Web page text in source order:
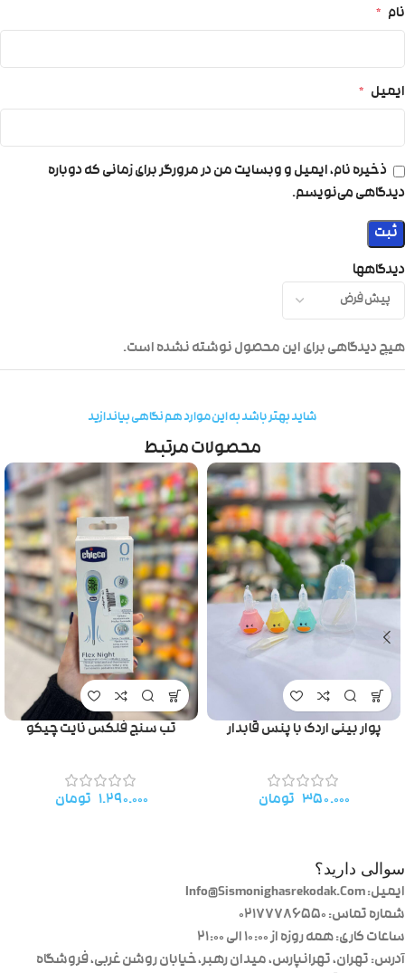
دیدگاهها
هیچ دیدگاهی برای این محصول نوشته نشده است.
نام *
ایمیل *
ذخیره نام، ایمیل و وبسایت من در مرورگر برای زمانی که دوباره
دیدگاهی می‌نویسم.
شاید بهتر باشد به این موارد هم نگاهی بیاندازید
محصولات مرتبط
پوار بینی اردک با پنس قابدار
۳۵۰.۰۰۰ تومان
تب سنج فلکس نایت چیکو
۱.۲۹۰.۰۰۰ تومان
سوالی دارید؟
ایمیل: Info@Sismonighasrekodak.Com
شماره تماس: 02177786550
ساعات کاری: همه روزه از ۱۰:۰۰ الی ۲۱:۰۰
آدرس: تهران، تهرانپارس، میدان رهبر، خیابان روشن غربی، فروشگاه